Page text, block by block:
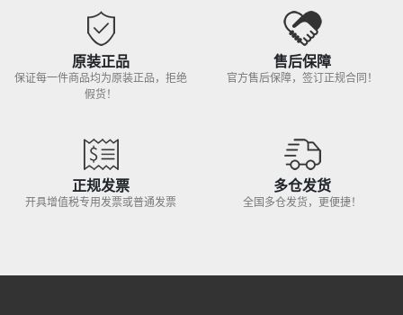
原装正品
保证每一件商品均为原装正品，拒绝
假货！
售后保障
官方售后保障，签订正规合同！
正规发票
开具增值税专用发票或普通发票
多仓发货
全国多仓发货，更便捷！